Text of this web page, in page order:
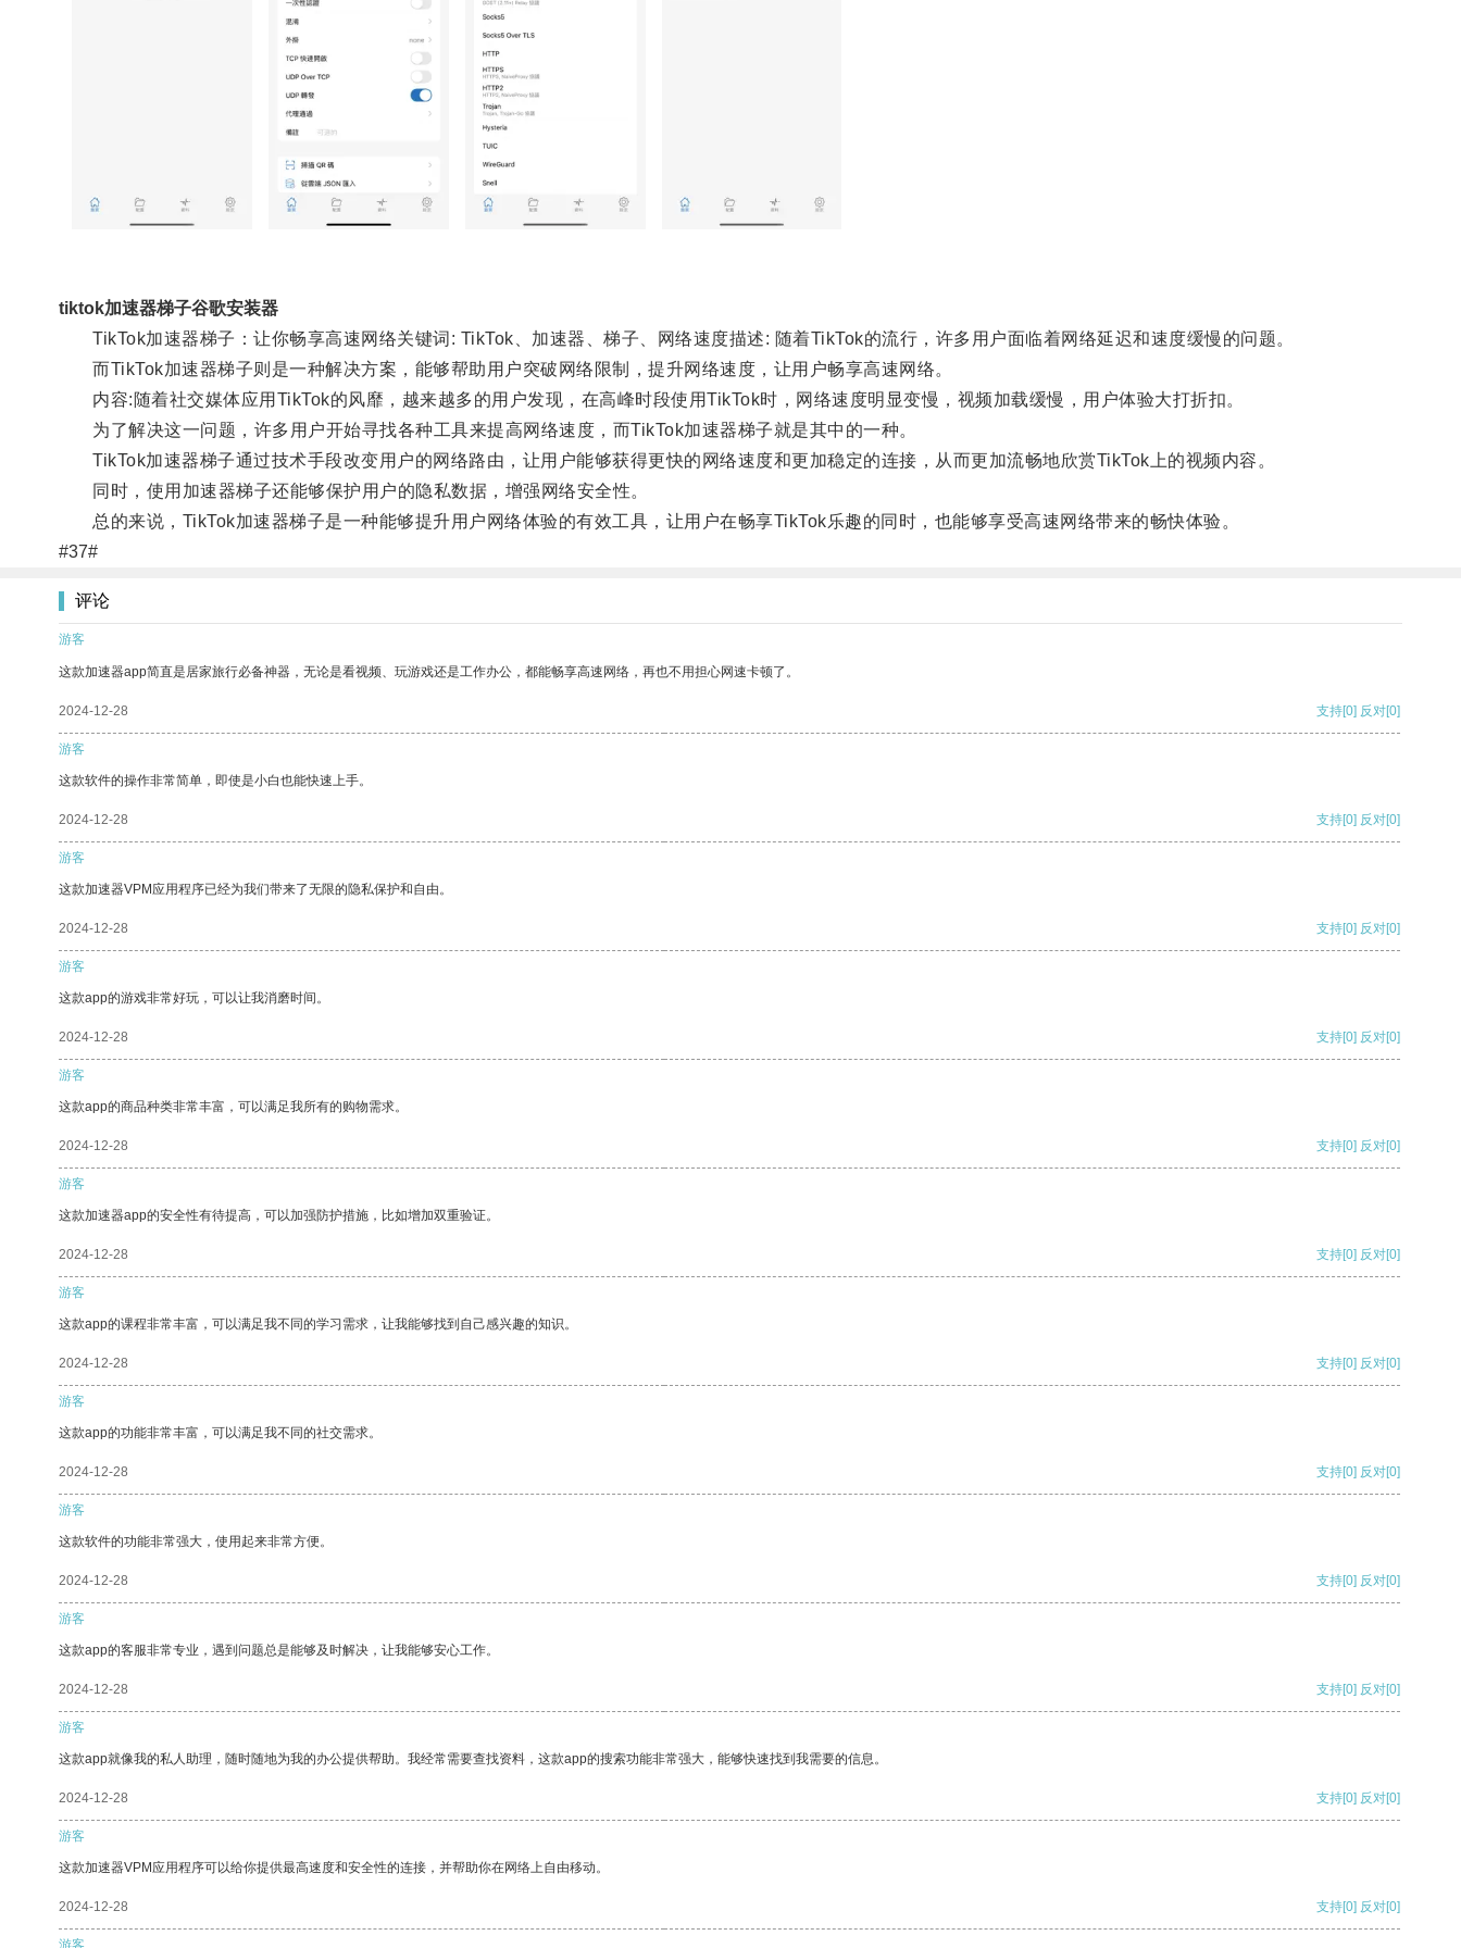
tiktok加速器梯子谷歌安装器
TikTok加速器梯子：让你畅享高速网络关键词: TikTok、加速器、梯子、网络速度描述: 随着TikTok的流行，许多用户面临着网络延迟和速度缓慢的问题。
而TikTok加速器梯子则是一种解决方案，能够帮助用户突破网络限制，提升网络速度，让用户畅享高速网络。
内容:随着社交媒体应用TikTok的风靡，越来越多的用户发现，在高峰时段使用TikTok时，网络速度明显变慢，视频加载缓慢，用户体验大打折扣。
为了解决这一问题，许多用户开始寻找各种工具来提高网络速度，而TikTok加速器梯子就是其中的一种。
TikTok加速器梯子通过技术手段改变用户的网络路由，让用户能够获得更快的网络速度和更加稳定的连接，从而更加流畅地欣赏TikTok上的视频内容。
同时，使用加速器梯子还能够保护用户的隐私数据，增强网络安全性。
总的来说，TikTok加速器梯子是一种能够提升用户网络体验的有效工具，让用户在畅享TikTok乐趣的同时，也能够享受高速网络带来的畅快体验。
#37#
评论
游客
这款加速器app简直是居家旅行必备神器，无论是看视频、玩游戏还是工作办公，都能畅享高速网络，再也不用担心网速卡顿了。
2024-12-28 支持[0] 反对[0]
游客
这款软件的操作非常简单，即使是小白也能快速上手。
2024-12-28 支持[0] 反对[0]
游客
这款加速器VPM应用程序已经为我们带来了无限的隐私保护和自由。
2024-12-28 支持[0] 反对[0]
游客
这款app的游戏非常好玩，可以让我消磨时间。
2024-12-28 支持[0] 反对[0]
游客
这款app的商品种类非常丰富，可以满足我所有的购物需求。
2024-12-28 支持[0] 反对[0]
游客
这款加速器app的安全性有待提高，可以加强防护措施，比如增加双重验证。
2024-12-28 支持[0] 反对[0]
游客
这款app的课程非常丰富，可以满足我不同的学习需求，让我能够找到自己感兴趣的知识。
2024-12-28 支持[0] 反对[0]
游客
这款app的功能非常丰富，可以满足我不同的社交需求。
2024-12-28 支持[0] 反对[0]
游客
这款软件的功能非常强大，使用起来非常方便。
2024-12-28 支持[0] 反对[0]
游客
这款app的客服非常专业，遇到问题总是能够及时解决，让我能够安心工作。
2024-12-28 支持[0] 反对[0]
游客
这款app就像我的私人助理，随时随地为我的办公提供帮助。我经常需要查找资料，这款app的搜索功能非常强大，能够快速找到我需要的信息。
2024-12-28 支持[0] 反对[0]
游客
这款加速器VPM应用程序可以给你提供最高速度和安全性的连接，并帮助你在网络上自由移动。
2024-12-28 支持[0] 反对[0]
游客